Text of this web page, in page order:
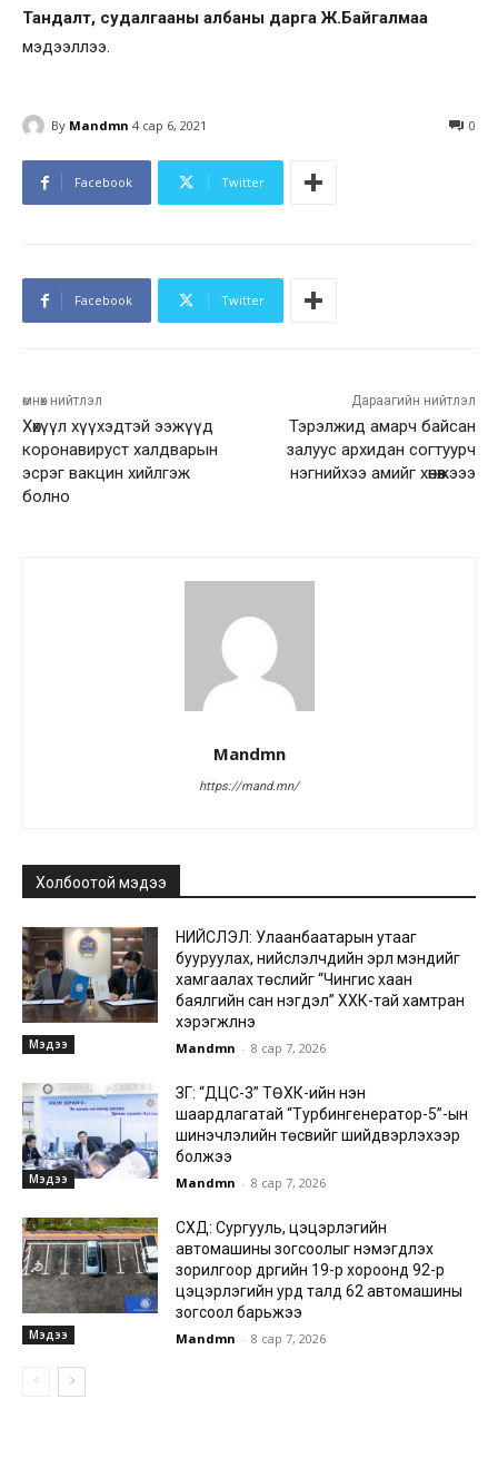
Тандалт, судалгааны албаны дарга Ж.Байгалмаа
мэдээллээ.
By Mandmn 4 сар 6, 2021 0
Facebook Twitter
Facebook Twitter
өмнөх нийтлэл
Хөхүүл хүүхэдтэй ээжүүд
коронавируст халдварын
эсрэг вакцин хийлгэж
болно
Дараагийн нийтлэл
Тэрэлжид амарч байсан
залуус архидан согтуурч
нэгнийхээ амийг хөнөөжэээ
Mandmn
https://mand.mn/
Холбоотой мэдээ
Мэдээ
НИЙСЛЭЛ: Улаанбаатарын утааг
бууруулах, нийслэлчүүдийн эрүүл мэндийг
хамгаалах төслийг “Чингис хаан
баялгийн сан нэгдэл” ХХК-тай хамтран
хэрэгжүүлнэ
Mandmn - 8 сар 7, 2026
Мэдээ
ЗГ: “ДЦС-3” ТӨХК-ийн нэн
шаардлагатай “Турбингенератор-5”-ын
шинэчлэлийн төсвийг шийдвэрлэхээр
болжээ
Mandmn - 8 сар 7, 2026
Мэдээ
СХД: Сургууль, цэцэрлэгийн
автомашины зогсоолыг нэмэгдүүлэх
зорилгоор дүүргийн 19-р хороонд 92-р
цэцэрлэгийн урд талд 62 автомашины
зогсоол барьжээ
Mandmn - 8 сар 7, 2026